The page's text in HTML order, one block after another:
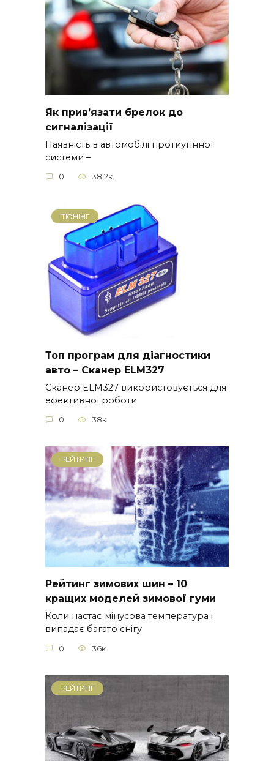
Як прив’язати брелок до
сигналізації
Наявність в автомобілі протиугінної
системи –
0 38.2к.
ТЮНІНГ
Топ програм для діагностики
авто – Сканер ELM327
Сканер ELM327 використовується для
ефективної роботи
0 38к.
РЕЙТИНГ
Рейтинг зимових шин – 10
кращих моделей зимової гуми
Коли настає мінусова температура і
випадає багато снігу
0 36к.
РЕЙТИНГ